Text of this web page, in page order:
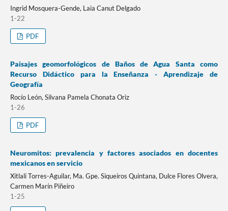
Ingrid Mosquera-Gende, Laia Canut Delgado
1-22
PDF
Paisajes geomorfológicos de Baños de Agua Santa como
Recurso Didáctico para la Enseñanza - Aprendizaje de
Geografía
Rocío León, Silvana Pamela Chonata Oriz
1-26
PDF
Neuromitos: prevalencia y factores asociados en docentes
mexicanos en servicio
Xitlali Torres-Aguilar, Ma. Gpe. Siqueiros Quintana, Dulce Flores Olvera,
Carmen Marín Piñeiro
1-25